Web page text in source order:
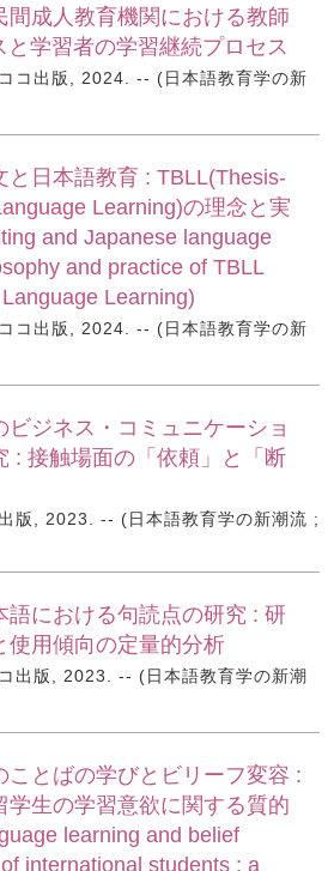
間成人教育機関における教師
学習者の学習継続プロセス
コ出版, 2024. -- (日本語教育学の新
と日本語教育 : TBLL(Thesis-
Learning)の理念と実
and Japanese language
and practice of TBLL
Learning)
コ出版, 2024. -- (日本語教育学の新
ビジネス・コミュニケーショ
: 接触場面の「依頼」と「断
版, 2023. -- (日本語教育学の新潮流 ;
語における句読点の研究 : 研
使用傾向の定量的分析
出版, 2023. -- (日本語教育学の新潮
ことばの学びとビリーフ変容 :
学生の学習意欲に関する質的
learning and belief
international students : a